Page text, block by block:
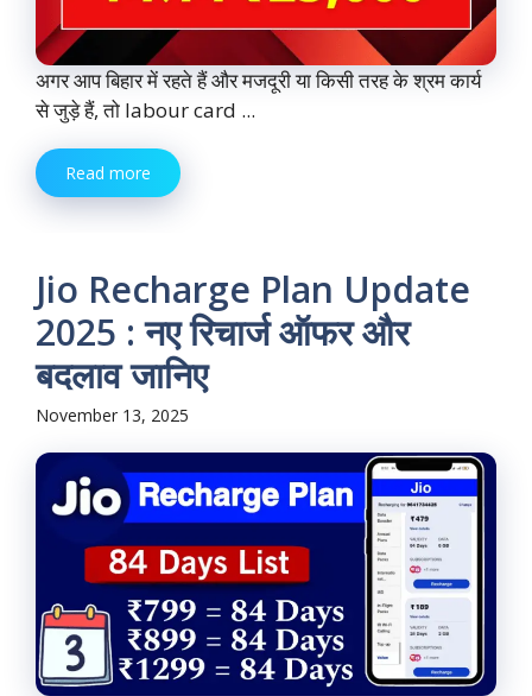
अगर आप बिहार में रहते हैं और मजदूरी या किसी तरह के श्रम कार्य
से जुड़े हैं, तो labour card ...
Read more
Jio Recharge Plan Update
2025 : नए रिचार्ज ऑफर और
बदलाव जानिए
November 13, 2025